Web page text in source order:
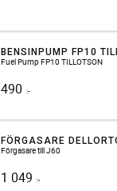
BENSINPUMP FP10
Fuel Pump FP10 TILLOTSON
490 :-
FÖRGASARE
Förgasare till J60
1 049 :-